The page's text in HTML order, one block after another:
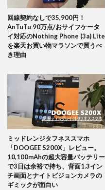
回線契約なしで35,900円！
AnTuTu 90万点/おサイフケータ
イ対応のNothing Phone (3a) Lite
を楽天お買い物マラソンで買うべ
き理由
ミッドレンジタフネススマホ
「DOOGEE S200X」レビュー。
10,100mAhの超大容量バッテリー
で3日は余裕で持ち、背面1.3イン
チ画面とナイトビジョンカメラの
ギミックが面白い